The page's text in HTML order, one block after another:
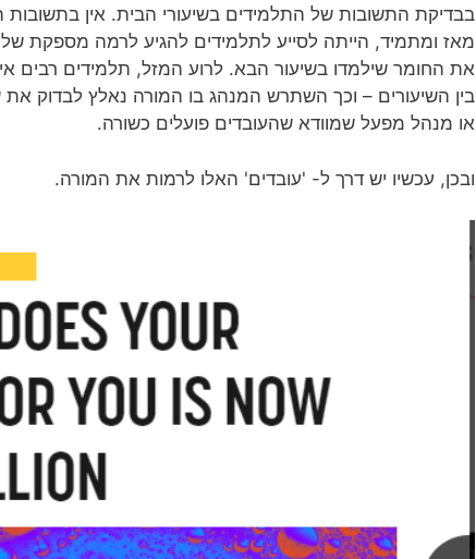
בבדיקת התשובות של התלמידים בשיעורי הבית. אין
מאז ומתמיד, הייתה לסייע לתלמידים להגיע לרמה מספקת של
את החומר שילמדו בשיעור הבא. לרוע המזל, תלמידים רבים
בין השיעורים – וכך השתרש המנהג בו המורה נאלץ לבדוק
או מנהל מפעל שמוודא שהעובדים פועלים כשורה.
ובכן, עכשיו יש דרך ל- 'עובדים' האלו לרמות את המורה.